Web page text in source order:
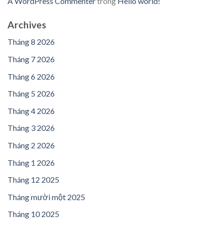
Archives
Tháng 8 2026
Tháng 7 2026
Tháng 6 2026
Tháng 5 2026
Tháng 4 2026
Tháng 3 2026
Tháng 2 2026
Tháng 1 2026
Tháng 12 2025
Tháng mười một 2025
Tháng 10 2025